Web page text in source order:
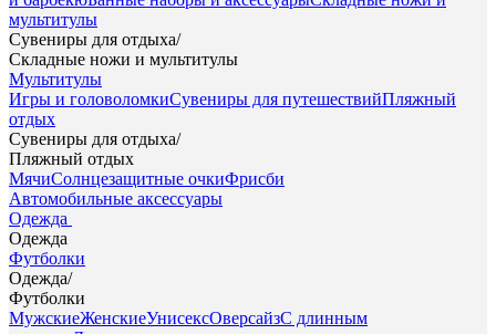
мультитулы
Сувениры для отдыха/
Складные ножи и мультитулы
Мультитулы
Игры и головоломкиСувениры для путешествийПляжный
отдых
Сувениры для отдыха/
Пляжный отдых
МячиСолнцезащитные очкиФрисби
Автомобильные аксессуары
Одежда
Одежда
Футболки
Одежда/
Футболки
МужскиеЖенскиеУнисексОверсайзС длинным